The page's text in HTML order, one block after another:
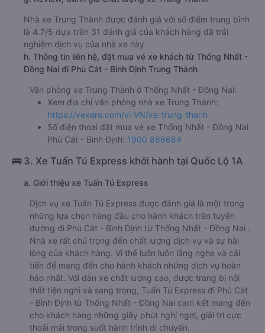
Nhà xe Trung Thành được đánh giá với số điểm trung bình
là 4.7/5 dựa trên 31 đánh giá của khách hàng đã trải
nghiệm dịch vụ của nhà xe này.
h. Thông tin liên hệ, đặt mua vé xe khách từ Thống Nhất -
Đồng Nai đi Phù Cát - Bình Định Trung Thành
Văn phòng xe Trung Thành ở Thống Nhất - Đồng Nai:
Xem địa chỉ văn phòng nhà xe Trung Thành:
https://vexere.com/vi-VN/xe-trung-thanh
Số điện thoại đặt mua vé xe Thống Nhất - Đồng Nai
Phù Cát - Bình Định: 1900 888684
🚌 3. Xe Tuấn Tú Express khởi hành tại Quốc Lộ 1A
a. Giới thiệu xe Tuấn Tú Express
Dịch vụ xe Tuấn Tú Express được đánh giá là một trong
những lựa chọn hàng đầu cho hành khách trên tuyến
đường đi Phù Cát - Bình Định từ Thống Nhất - Đồng Nai .
Nhà xe rất chú trọng đến chất lượng dịch vụ và sự hài
lòng của khách hàng. Vì thế luôn luôn lắng nghe và cải
tiến để mang đến cho hành khách những dịch vụ hoàn
hảo nhất. Với dàn xe chất lượng cao, được trang bị nội
thất tiện nghi và sang trọng, Tuấn Tú Express đi Phù Cát
- Bình Định từ Thống Nhất - Đồng Nai cam kết mang đến
cho khách hàng những giây phút nghỉ ngơi, giải trí cực
thoải mái trong suốt hành trình di chuyển.